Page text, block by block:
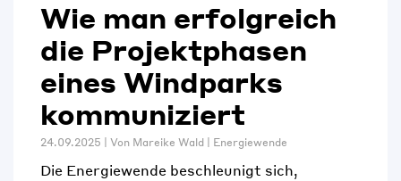
Wie man erfolgreich
die Projektphasen
eines Windparks
kommuniziert
24.09.2025 | Von Mareike Wald Energiewende
Die Energiewende beschleunigt sich,